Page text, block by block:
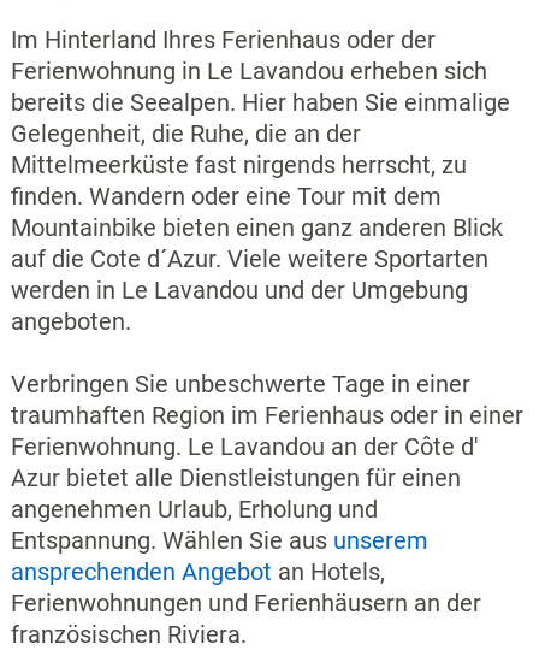
Im Hinterland Ihres Ferienhaus oder der
Ferienwohnung in Le Lavandou erheben sich
bereits die Seealpen. Hier haben Sie einmalige
Gelegenheit, die Ruhe, die an der
Mittelmeerküste fast nirgends herrscht, zu
finden. Wandern oder eine Tour mit dem
Mountainbike bieten einen ganz anderen Blick
auf die Cote d´Azur. Viele weitere Sportarten
werden in Le Lavandou und der Umgebung
angeboten.
Verbringen Sie unbeschwerte Tage in einer
traumhaften Region im Ferienhaus oder in einer
Ferienwohnung. Le Lavandou an der Côte d'
Azur bietet alle Dienstleistungen für einen
angenehmen Urlaub, Erholung und
Entspannung. Wählen Sie aus unserem
ansprechenden Angebot an Hotels,
Ferienwohnungen und Ferienhäusern an der
französischen Riviera.